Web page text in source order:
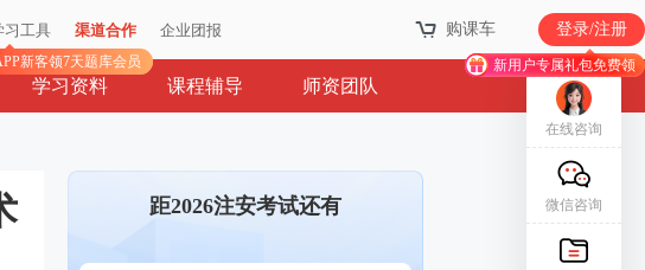
习工具
新客领7天题库会员
渠道合作 企业团报 购课车 登录/注册
新用户专属礼包免费领
习工具
新客领7天题库会员
渠道合作 企业团报 购课车 登录/注册
新用户专属礼包免费领
学习资料 课程辅导 师资团队
距2026注安考试还有
在线咨询
微信咨询